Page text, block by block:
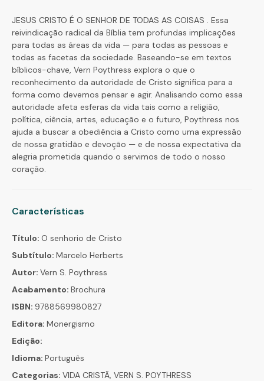
JESUS CRISTO É O SENHOR DE TODAS AS COISAS . Essa
reivindicação radical da Bíblia tem profundas implicações
para todas as áreas da vida — para todas as pessoas e
todas as facetas da sociedade. Baseando-se em textos
bíblicos-chave, Vern Poythress explora o que o
reconhecimento da autoridade de Cristo significa para a
forma como devemos pensar e agir. Analisando como essa
autoridade afeta esferas da vida tais como a religião,
política, ciência, artes, educação e o futuro, Poythress nos
ajuda a buscar a obediência a Cristo como uma expressão
de nossa gratidão e devoção — e de nossa expectativa da
alegria prometida quando o servimos de todo o nosso
coração.
Características
Título: O senhorio de Cristo
Subtítulo: Marcelo Herberts
Autor: Vern S. Poythress
Acabamento: Brochura
ISBN: 9788569980827
Editora: Monergismo
Edição:
Idioma: Português
Categorias: VIDA CRISTÃ, VERN S. POYTHRESS